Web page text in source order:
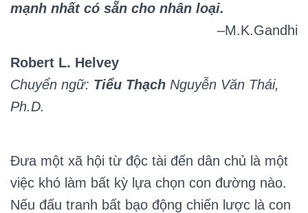
mạnh nhất có sẵn cho nhân loại.
–M.K.Gandhi
Robert L. Helvey
Chuyển ngữ: Tiểu Thạch Nguyễn Văn Thái,
Ph.D.
Đưa một xã hội từ độc tài đến dân chủ là một
việc khó làm bất kỳ lựa chọn con đường nào.
Nếu đấu tranh bất bạo động chiến lược là con